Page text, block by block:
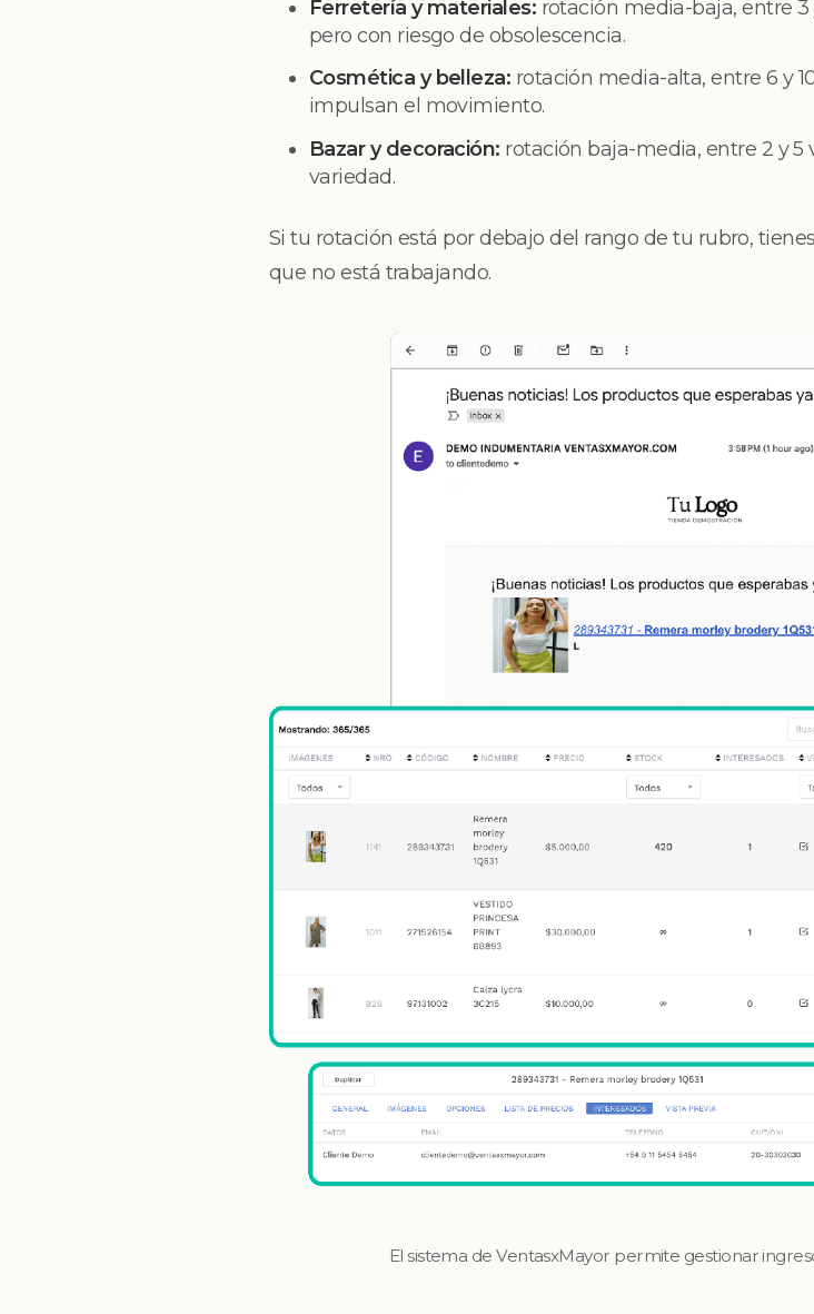
Ferretería y materiales: rotación media-baja, entre
pero con riesgo de obsolescencia.
Cosmética y belleza: rotación media-alta, entre 6 y
impulsan el movimiento.
Bazar y decoración: rotación baja-media, entre 2 y 5
variedad.
Si tu rotación está por debajo del rango de tu rubro,
que no está trabajando.
El sistema de VentasxMayor permite gestionar